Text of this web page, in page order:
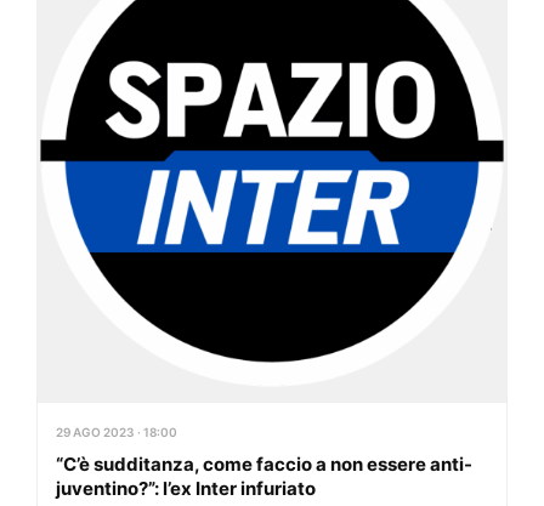
29 AGO 2023 · 18:00
“C’è sudditanza, come faccio a non essere anti-
juventino?”: l’ex Inter infuriato